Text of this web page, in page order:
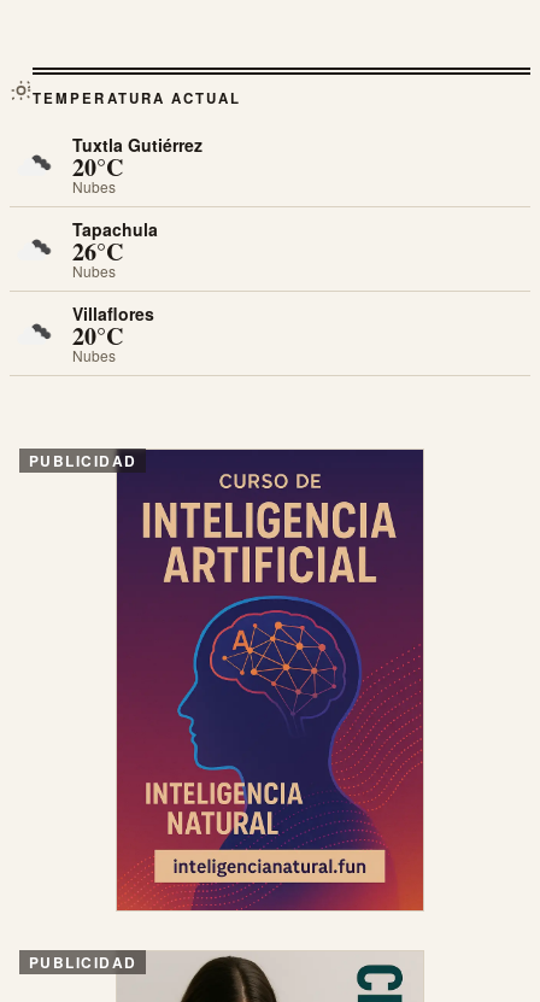
TEMPERATURA ACTUAL
Tuxtla Gutiérrez
20°C
Nubes
Tapachula
26°C
Nubes
Villaflores
20°C
Nubes
PUBLICIDAD
PUBLICIDAD